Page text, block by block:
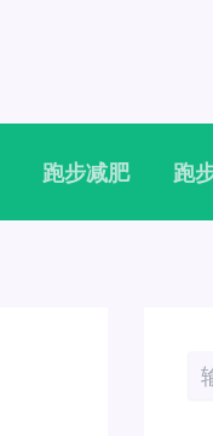
跑步减肥 跑
搜索